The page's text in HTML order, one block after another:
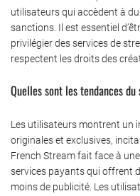
utilisateurs qui accèdent à
sanctions. Il est essentiel
privilégier des services de
respectent les droits des
Quelles sont les tendances
Les utilisateurs montrent un
originales et exclusives,
French Stream fait face à
services payants qui offrent
moins de publicité. Les